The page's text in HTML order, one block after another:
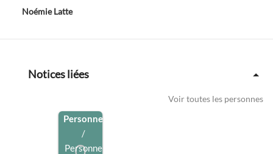
Noémie Latte
Notices liées
Voir toutes les personnes
Personne
/
Personne